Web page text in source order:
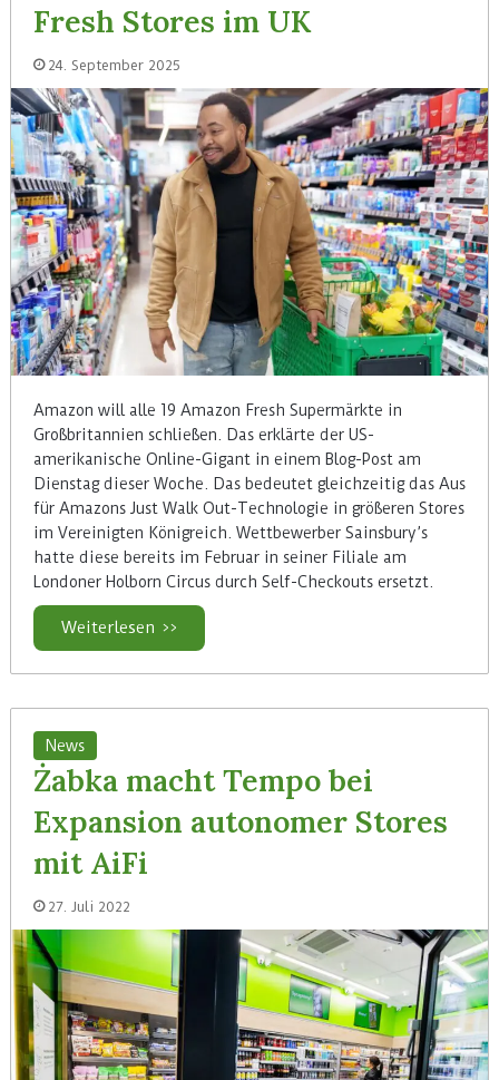
Fresh Stores im UK
24. September 2025
Amazon will alle 19 Amazon Fresh Supermärkte in
Großbritannien schließen. Das erklärte der US-
amerikanische Online-Gigant in einem Blog-Post am
Dienstag dieser Woche. Das bedeutet gleichzeitig das Aus
für Amazons Just Walk Out-Technologie in größeren Stores
im Vereinigten Königreich. Wettbewerber Sainsbury’s
hatte diese bereits im Februar in seiner Filiale am
Londoner Holborn Circus durch Self-Checkouts ersetzt.
Weiterlesen >>
News
Żabka macht Tempo bei
Expansion autonomer Stores
mit AiFi
27. Juli 2022